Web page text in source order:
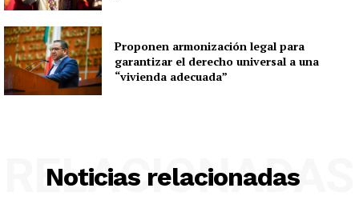
Proponen armonización legal para
garantizar el derecho universal a una
“vivienda adecuada”
Noticias relacionadas
RELACIONADAS